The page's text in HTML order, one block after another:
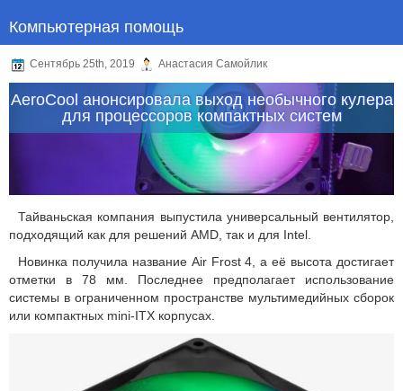
Компьютерная помощь
Сентябрь 25th, 2019 Анастасия Самойлик
AeroCool анонсировала выход необычного кулера
для процессоров компактных систем
Тайваньская компания выпустила универсальный вентилятор,
подходящий как для решений AMD, так и для Intel.
Новинка получила название Air Frost 4, а её высота достигает
отметки в 78 мм. Последнее предполагает использование
системы в ограниченном пространстве мультимедийных сборок
или компактных mini-ITX корпусах.